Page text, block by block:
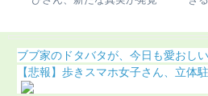
ブブ家のドタバタが、今日も愛おしい
【悲報】歩きスマホ女子さん、立体